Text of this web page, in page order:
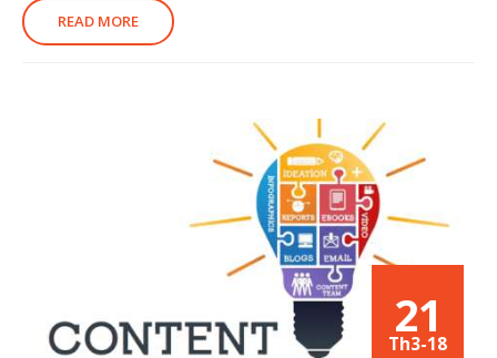
READ MORE
21
Th3-18